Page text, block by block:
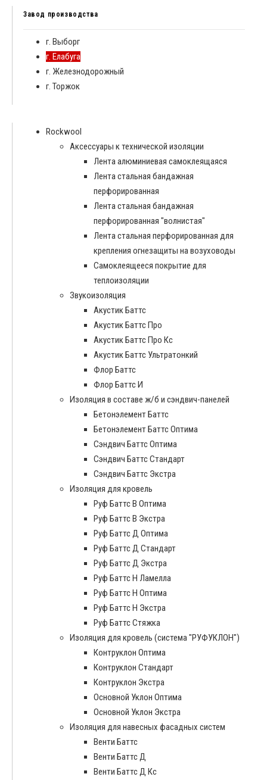
Завод производства
г. Выборг
г. Елабуга
г. Железнодорожный
г. Торжок
Rockwool
Аксессуары к технической изоляции
Лента алюминиевая самоклеящаяся
Лента стальная бандажная
перфорированная
Лента стальная бандажная
перфорированная "волнистая"
Лента стальная перфорированная для
крепления огнезащиты на возуховоды
Самоклеящееся покрытие для
теплоизоляции
Звукоизоляция
Акустик Баттс
Акустик Баттс Про
Акустик Баттс Про Кс
Акустик Баттс Ультратонкий
Флор Баттс
Флор Баттс И
Изоляция в составе ж/б и сэндвич-панелей
Бетонэлемент Баттс
Бетонэлемент Баттс Оптима
Сэндвич Баттс Оптима
Сэндвич Баттс Стандарт
Сэндвич Баттс Экстра
Изоляция для кровель
Руф Баттс В Оптима
Руф Баттс В Экстра
Руф Баттс Д Оптима
Руф Баттс Д Стандарт
Руф Баттс Д Экстра
Руф Баттс Н Ламелла
Руф Баттс Н Оптима
Руф Баттс Н Экстра
Руф Баттс Стяжка
Изоляция для кровель (система "РУФУКЛОН")
Контруклон Оптима
Контруклон Стандарт
Контруклон Экстра
Основной Уклон Оптима
Основной Уклон Экстра
Изоляция для навесных фасадных систем
Венти Баттс
Венти Баттс Д
Венти Баттс Д Кс